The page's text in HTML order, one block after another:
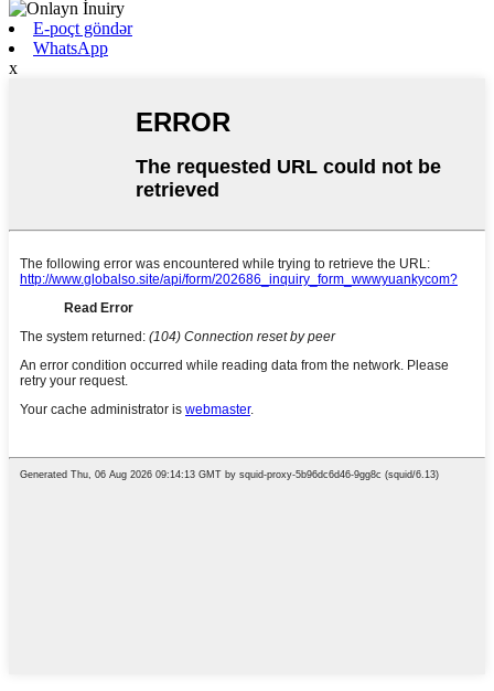
E-poçt göndər
WhatsApp
x